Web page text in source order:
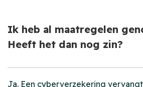
Ik heb al maatregelen
Heeft het dan nog zin?
Ja. Een cyberverzekering